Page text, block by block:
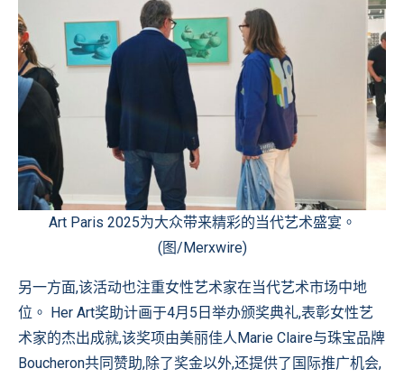
Art Paris 2025为大众带来精彩的当代艺术盛宴。
(图/Merxwire)
另一方面,该活动也注重女性艺术家在当代艺术市场中地
位。 Her Art奖助计画于4月5日举办颁奖典礼,表彰女性艺
术家的杰出成就,该奖项由美丽佳人Marie Claire与珠宝品牌
Boucheron共同赞助,除了奖金以外,还提供了国际推广机会,